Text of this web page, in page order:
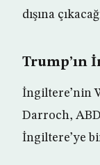
dışına
Trump’ın
İngiltere’nin
Darroch, ABD
İngiltere’ye